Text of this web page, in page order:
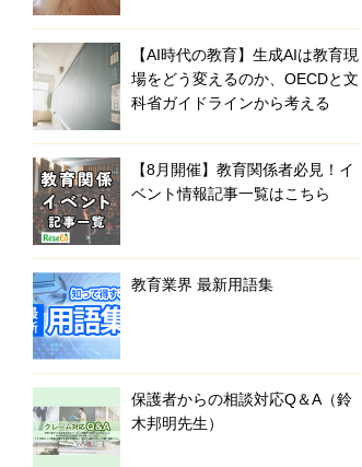
【AI時代の教育】生成AIは教育現
場をどう変えるのか、OECDと文
科省ガイドラインから考える
【8月開催】教育関係者必見！イ
ベント情報記事一覧はこちら
教育業界 最新用語集
保護者からの相談対応Q＆A（鈴
木邦明先生）